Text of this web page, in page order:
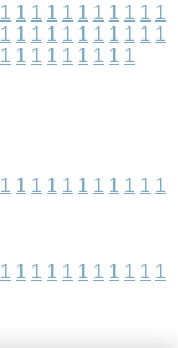
1 1 1 1 1 1 1 1 1 1 1
1 1 1 1 1 1 1 1 1 1 1
1 1 1 1 1 1 1 1 1
1 1 1 1 1 1 1 1 1 1 1
1 1 1 1 1 1 1 1 1 1 1